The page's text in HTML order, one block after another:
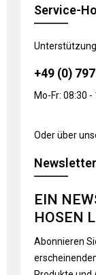
Service-
+49 (0)
Mo-Fr: 08:30 -
Oder über
Newsletter
EIN
HOSEN
Abonnieren